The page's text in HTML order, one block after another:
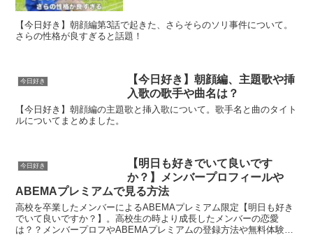
【今日好き】朝顔編第3話で起きた、さらそらのソリ事件について。
さらの性格が良すぎると話題！
今日好き
【今日好き】朝顔編、主題歌や挿
入歌の歌手や曲名は？
【今日好き】朝顔編の主題歌と挿入歌について。歌手名と曲のタイト
ルについてまとめました。
今日好き
【明日も好きでいて良いです
か？】メンバープロフィールや
ABEMAプレミアムで見る方法
高校を卒業したメンバーによるABEMAプレミアム限定【明日も好き
でいて良いですか？】。高校生の時より成長したメンバーの恋愛
は？？メンバープロフやABEMAプレミアムの登録方法や無料体験キ